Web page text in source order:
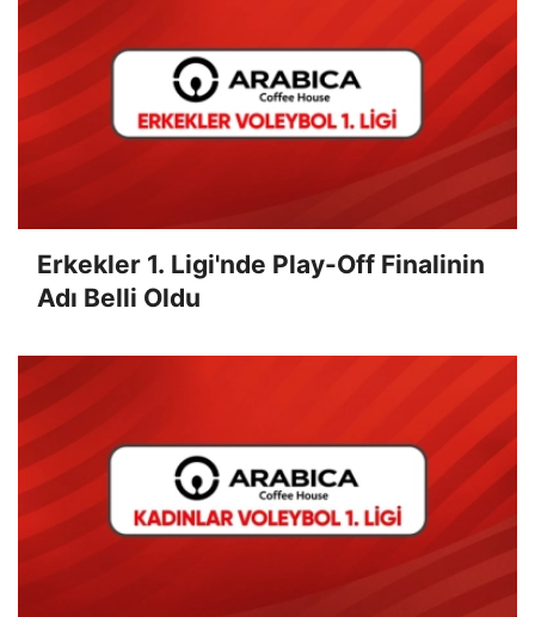
Erkekler 1. Ligi'nde Play-Off Finalinin
Adı Belli Oldu